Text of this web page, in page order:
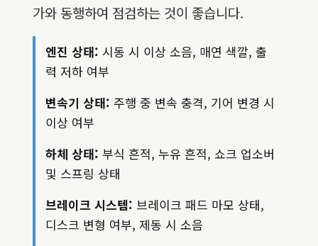
가와 동행하여 점검하는 것이 좋습니다.
엔진 상태: 시동 시 이상 소음, 매연 색깔, 출
력 저하 여부
변속기 상태: 주행 중 변속 충격, 기어 변경 시
이상 여부
하체 상태: 부식 흔적, 누유 흔적, 쇼크 업소버
및 스프링 상태
브레이크 시스템: 브레이크 패드 마모 상태,
디스크 변형 여부, 제동 시 소음